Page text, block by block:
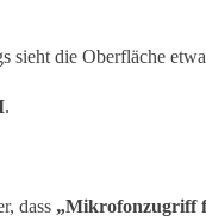
sieht die Oberfläche
.
dass „Mikrofonzugriff